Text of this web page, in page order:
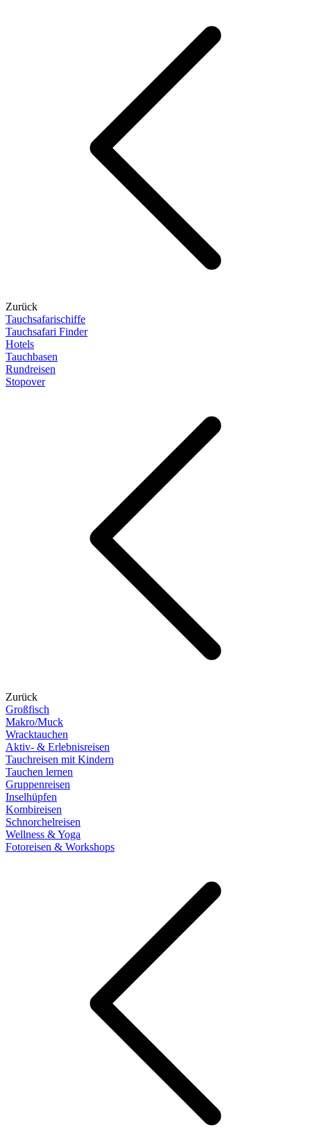
Zurück
Tauchsafarischiffe
Tauchsafari Finder
Hotels
Tauchbasen
Rundreisen
Stopover
Zurück
Großfisch
Makro/Muck
Wracktauchen
Aktiv- & Erlebnisreisen
Tauchreisen mit Kindern
Tauchen lernen
Gruppenreisen
Inselhüpfen
Kombireisen
Schnorchelreisen
Wellness & Yoga
Fotoreisen & Workshops